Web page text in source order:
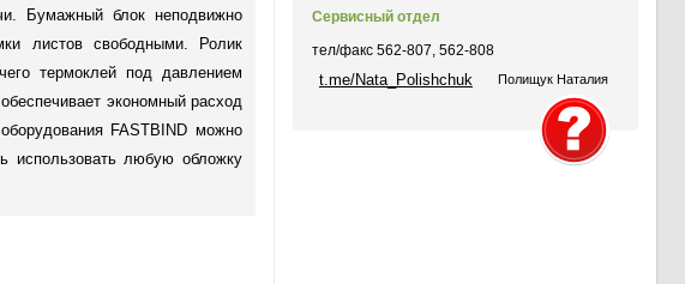
Бумажный блок неподвижно
листов свободными. Ролик
термоклей под давлением
экономный расход
FASTBIND можно
использовать любую обложку
Сервисный отдел
тел/факс 562-807, 562-808
t.me/Nata_Polishchuk Полищук Наталия